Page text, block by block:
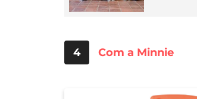
4 Com a Minnie